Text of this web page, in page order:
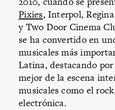
Pixies, Interpol,
y Two Door Cinema
se ha convertido en
musicales más
Latina, destacando
mejor de la escena
musicales como el
electrónica.